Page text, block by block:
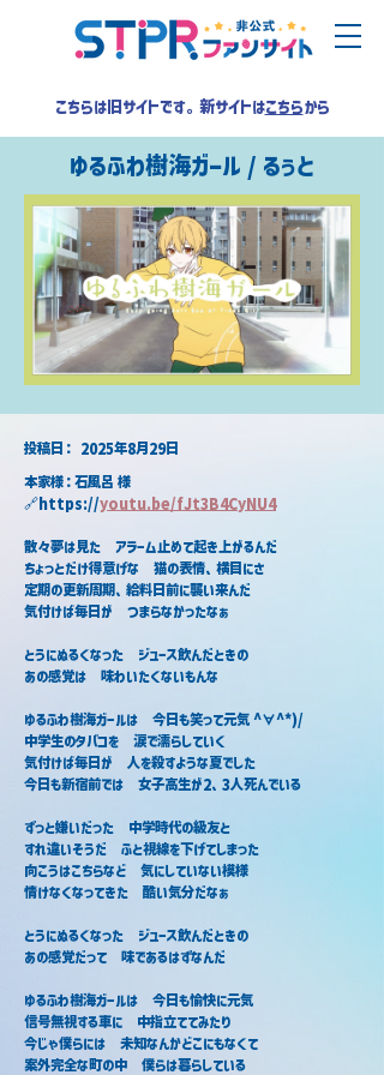
こちらは旧サイトです。新サイトはこちらから
ゆるふわ樹海ガール / るぅと
2025年8月29日
​投稿日：
本家様：石風呂 様
🔗https://youtu.be/fJt3B4CyNU4
散々夢は見た　アラーム止めて起き上がるんだ
ちょっとだけ得意げな　猫の表情、横目にさ
定期の更新周期、給料日前に襲い来んだ
気付けば毎日が　つまらなかったなぁ
とうにぬるくなった　ジュース飲んだときの
あの感覚は　味わいたくないもんな
ゆるふわ樹海ガールは　今日も笑って元気 ^∀^*)/
中学生のタバコを　涙で濡らしていく
気付けば毎日が　人を殺すような夏でした
今日も新宿前では　女子高生が2、3人死んでいる
ずっと嫌いだった　中学時代の級友と
すれ違いそうだ　ふと視線を下げてしまった
向こうはこちらなど　気にしていない模様
情けなくなってきた　酷い気分だなぁ
とうにぬるくなった　ジュース飲んだときの
あの感覚だって　味であるはずなんだ
ゆるふわ樹海ガールは　今日も愉快に元気
信号無視する車に　中指立ててみたり
今じゃ僕らには　未知なんかどこにもなくて
案外完全な町の中　僕らは暮らしている